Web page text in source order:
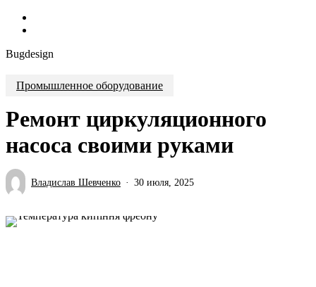
Bugdesign
Промышленное оборудование
Ремонт циркуляционного
насоса своими руками
Владислав Шевченко 30 июля, 2025